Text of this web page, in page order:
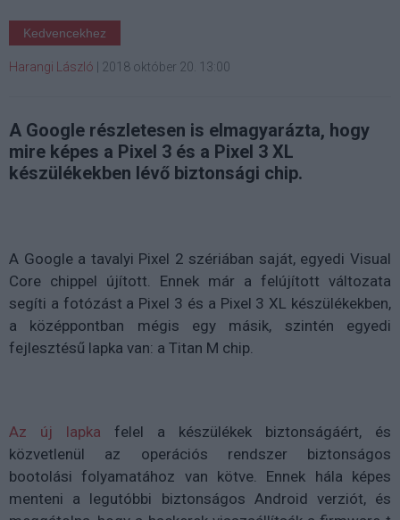
Kedvencekhez
Harangi László 2018 október 20. 13:00
A Google részletesen is elmagyarázta, hogy
mire képes a Pixel 3 és a Pixel 3 XL
készülékekben lévő biztonsági chip.
A Google a tavalyi Pixel 2 szériában saját, egyedi Visual
Core chippel újított. Ennek már a felújított változata
segíti a fotózást a Pixel 3 és a Pixel 3 XL készülékekben,
a középpontban mégis egy másik, szintén egyedi
fejlesztésű lapka van: a Titan M chip.
Az új lapka felel a készülékek biztonságáért, és
közvetlenül az operációs rendszer biztonságos
bootolási folyamatához van kötve. Ennek hála képes
menteni a legutóbbi biztonságos Android verziót, és